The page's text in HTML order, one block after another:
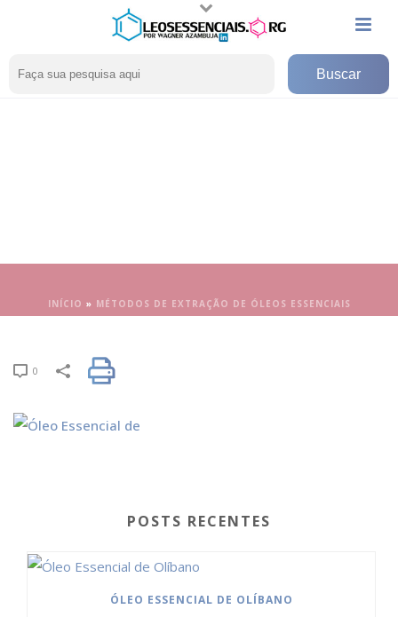
INÍCIO » MÉTODOS DE EXTRAÇÃO DE ÓLEOS ESSENCIAIS
0
POSTS RECENTES
ÓLEO ESSENCIAL DE OLÍBANO